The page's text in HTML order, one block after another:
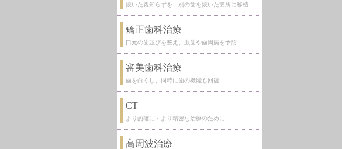
抜いた親知らずを、別の歯を抜いた箇所に移植
矯正歯科治療
口元の歯並びを整え、虫歯や歯周病を予防
審美歯科治療
歯を白くし、同時に歯の機能も回復
CT
より的確に・より精密な治療のために
高周波治療